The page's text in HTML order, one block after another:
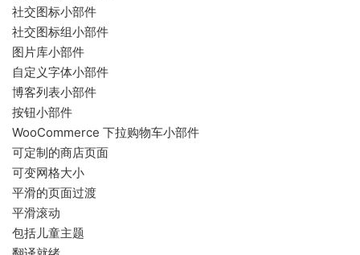
社交图标小部件
社交图标组小部件
图片库小部件
自定义字体小部件
博客列表小部件
按钮小部件
WooCommerce 下拉购物车小部件
可定制的商店页面
可变网格大小
平滑的页面过渡
平滑滚动
包括儿童主题